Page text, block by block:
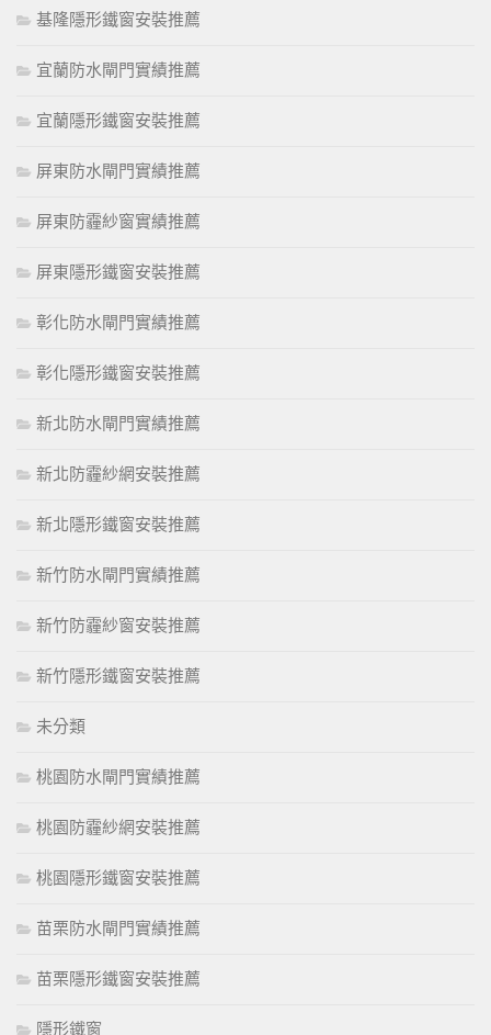
基隆隱形鐵窗安裝推薦
宜蘭防水閘門實績推薦
宜蘭隱形鐵窗安裝推薦
屏東防水閘門實績推薦
屏東防霾紗窗實績推薦
屏東隱形鐵窗安裝推薦
彰化防水閘門實績推薦
彰化隱形鐵窗安裝推薦
新北防水閘門實績推薦
新北防霾紗網安裝推薦
新北隱形鐵窗安裝推薦
新竹防水閘門實績推薦
新竹防霾紗窗安裝推薦
新竹隱形鐵窗安裝推薦
未分類
桃園防水閘門實績推薦
桃園防霾紗網安裝推薦
桃園隱形鐵窗安裝推薦
苗栗防水閘門實績推薦
苗栗隱形鐵窗安裝推薦
隱形鐵窗